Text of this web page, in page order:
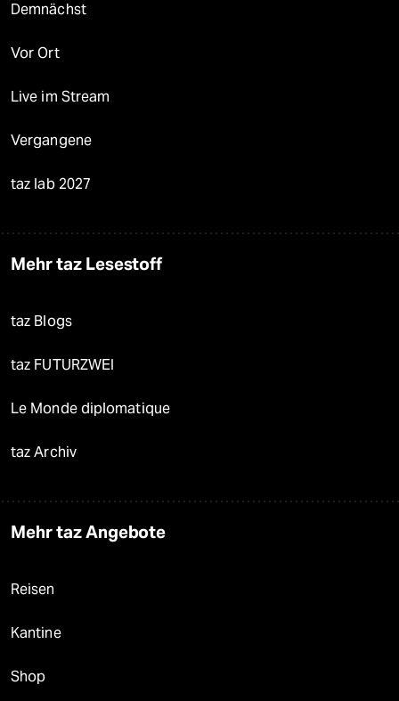
Demnächst
Vor Ort
Live im Stream
Vergangene
taz lab 2027
Mehr taz Lesestoff
taz Blogs
taz FUTURZWEI
Le Monde diplomatique
taz Archiv
Mehr taz Angebote
Reisen
Kantine
Shop